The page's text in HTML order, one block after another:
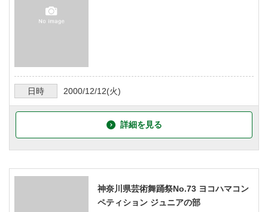
日時 2000/12/12(火)
詳細を見る
神奈川県芸術舞踊祭No.73 ヨコハマコン
ペティション ジュニアの部